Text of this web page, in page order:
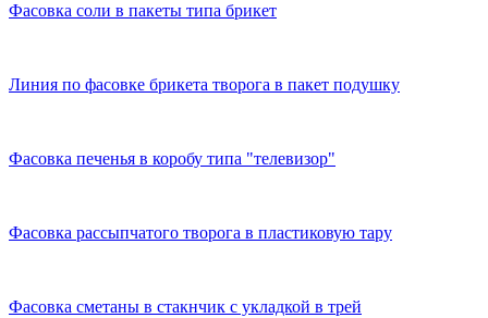
Фасовка соли в пакеты типа брикет
Линия по фасовке брикета творога в пакет подушку
Фасовка печенья в коробу типа "телевизор"
Фасовка рассыпчатого творога в пластиковую тару
Фасовка сметаны в стакнчик с укладкой в трей